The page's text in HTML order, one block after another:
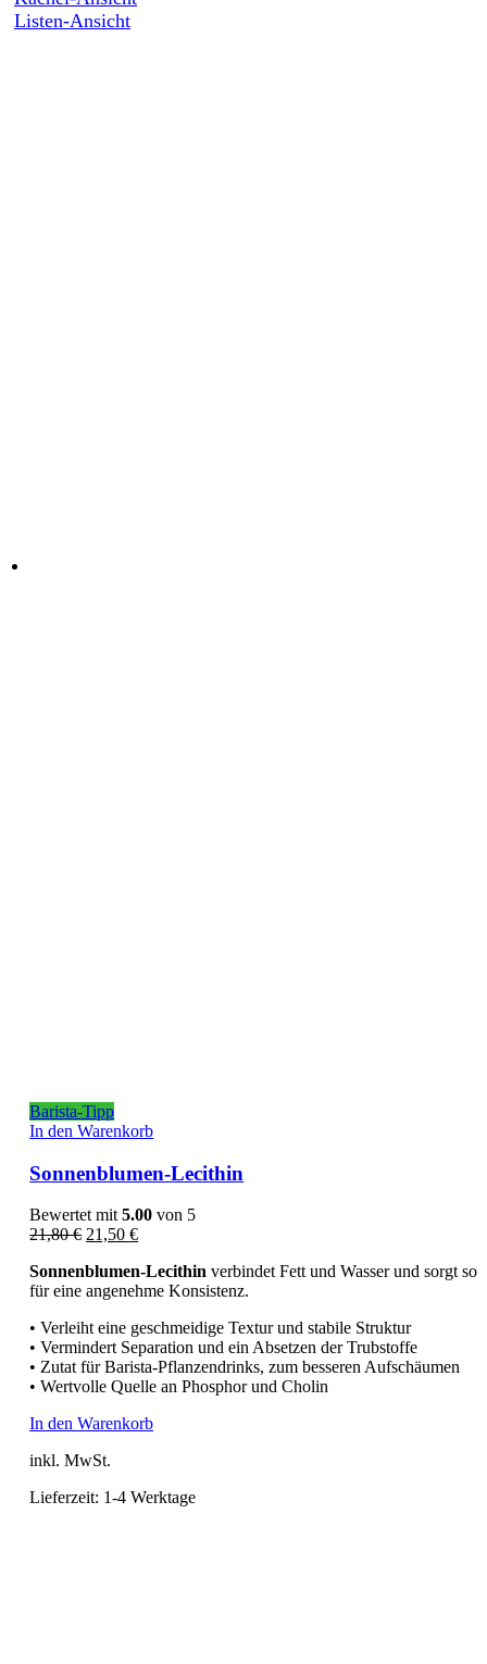
Barista-Tipp
In den Warenkorb
Sonnenblumen-Lecithin
Bewertet mit5.00 von 5
21,80€ Ursprünglicher
war:
21,80 €
21,50€Aktueller
ist:
21,50 €.
Sonnenblumen-Lecithin verbindet Fett und Wasser und sorgt so
für eine angenehme Konsistenz.
• Verleiht eine geschmeidige Textur und stabile Struktur
• Vermindert Separation und ein Absetzen der Trubstoffe
• Zutat für Barista-Pflanzendrinks, zum besseren Aufschäumen
• Wertvolle Quelle an Phosphor und Cholin
In den Warenkorb
inkl. MwSt.
Lieferzeit: 1-4 Werktage